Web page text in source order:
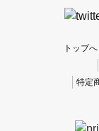
トップへ
特定